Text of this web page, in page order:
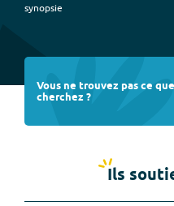
synopsie
Vous ne trouvez pas ce
cherchez ?
Ils